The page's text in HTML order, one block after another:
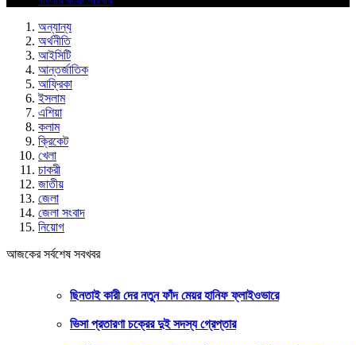
অন্যান্য
অর্থনীতি
আইসিটি
আন্তর্জাতিক
আফ্রিকা
ইসলাম
এশিয়া
কলাম
ক্রিকেট
খেলা
চাকরী
জাতীয়
জেলা
জেলা সংবাদ
নিয়োগ
আজকের সর্বশেষ সবখবর
ছিনতাই কারী দের নতুন ফাঁদ মেয়র হানিফ ফ্লাইওভারে
ভিসা প্রতারণা চক্রের দুই সদস্য গ্রেপ্তার